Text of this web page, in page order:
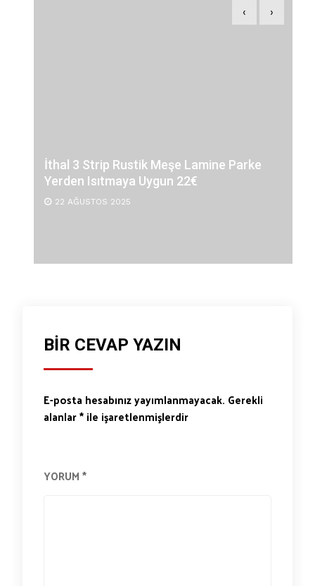
İthal 3 Strip Rustik Meşe Lamine Parke
Yerden Isıtmaya Uygun 22€
22 AĞUSTOS 2025
‹ ›
BIR CEVAP YAZIN
E-posta hesabınız yayımlanmayacak. Gerekli
alanlar*ile işaretlenmişlerdir
YORUM*